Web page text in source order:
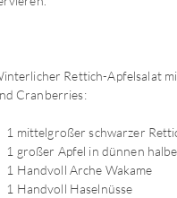
Rettich-Apfelsalat
Cranberries:
1 mittelgroßer schwarzer
1 großer Apfel in dünnen
1 Handvoll Arche Wakame
1 Handvoll Haselnüsse